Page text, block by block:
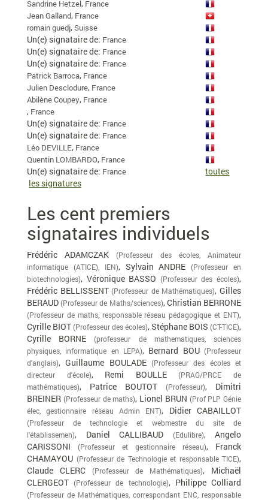
Sandrine Hetzel, France
Jean Galland, France
romain guedj,Suisse
Un(e) signataire de: France
Un(e) signataire de: France
Un(e) signataire de: France
Patrick Barroca, France
Julien Desclodure, France
Abilène Coupey, France
, France
Un(e) signataire de: France
Un(e) signataire de: France
Léo DEVILLE, France
Quentin LOMBARDO, France
Un(e) signataire de: France
toutes
les signatures
Les cent premiers
signataires individuels
Frédéric ADAMCZAK
(Professeur des écoles, Animateur
informatique (ATICE), IEN), Sylvain ANDRE(Professeur en
biotechnologies), Véronique BASSO (Professeur des écoles),
Frédéric BELLISSENT(Professeur de Mathématiques), Gilles
BERAUD(Professeur de Maths/sciences), Christian BERRONE
(Professeur de maths, responsable réseau pédagogique et ENT),
Cyrille BIOT (Professeur des écoles), Stéphane BOIS (CT-TICE),
Cyrille BORNE(professeur de mathematiques, sciences
physiques, informatique en LEPA), Bernard BOU (Professeur
d'anglais), Guillaume BOULADE (Professeur des écoles et
directeur d'école), Remi BOULLE(PRAG/PRCE de
mathématiques), Patrice BOUTOT (Professeur), Dimitri
BREINER (Professeur de maths), Lionel BRUN (Prof PLP Génie
élec, gestionnaire réseau Admin ENT), Didier CABAILLOT
(Professeur de technologie et webmestre du site de
l'établissemen), Daniel CALLIBAUD (Edulibre), Angelo
CARISSONI
(Professeur et gestionnaire réseau), Franck
CHAMAYOU (Professeur de Technologie et responsable TICE),
Claude CLERC
(Professeur de Mathématiques), Michaël
CLERGEOT(Professeur de technologie), Philippe Colliard
(Professeur de Mathématiques, correspondant ENC, responsable